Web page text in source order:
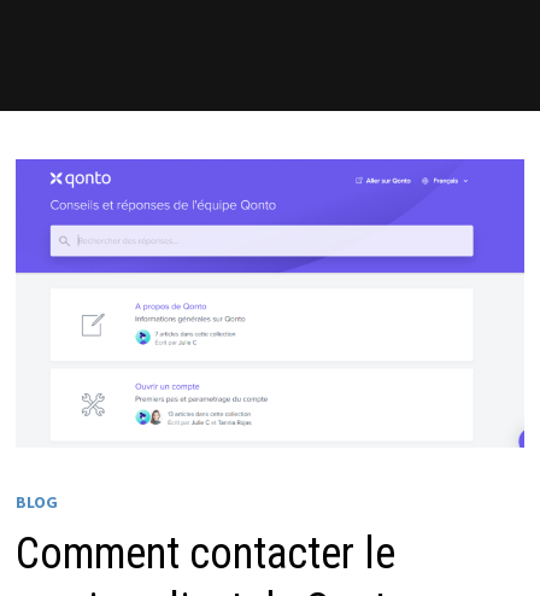
BLOG
Comment contacter le